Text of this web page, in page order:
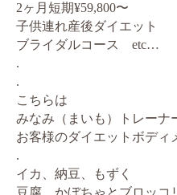
2ヶ月短期¥59,800〜
子供連れ産後ダイエット
ブライダルコース etc…
.
.
こちらは
みなみ（まいも）トレーナ
お客様のダイエットボディ
.
イカ、納豆、もずく